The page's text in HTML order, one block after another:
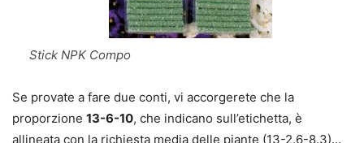
Stick NPK Compo
Se provate a fare due conti, vi accorgerete che la
proporzione 13-6-10, che indicano sull’etichetta, è
allineata con la richiesta media delle piante (13-2.6-8.3)…